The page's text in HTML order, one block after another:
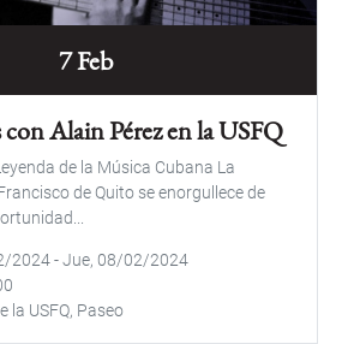
7 Feb
Alain Pérez en la USFQ
de la Música Cubana La
de Quito se enorgullece de
2024-Jue, 08/02/2024
la USFQ, Paseo